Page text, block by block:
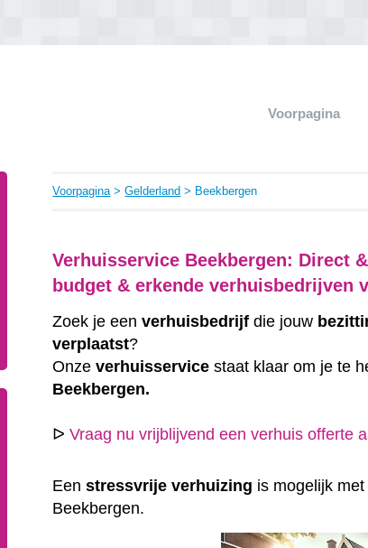
Voorpagina
Voorpagina>Gelderland > Beekbergen
Verhuisservice Beekbergen: Direct
budget & erkende verhuisbedrijven
Zoek je eenverhuisbedrijf die jouw
verplaatst?
Onzeverhuisservice staat klaar om je te
Beekbergen.
ᐅVraag nu vrijblijvend een verhuis offerte
Eenstressvrije verhuizing is mogelijk
Beekbergen.